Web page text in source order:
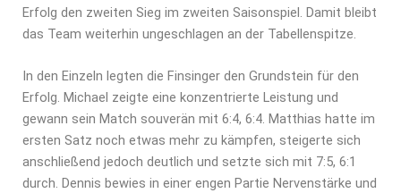
Erfolg den zweiten Sieg im zweiten Saisonspiel. Damit bleibt
das Team weiterhin ungeschlagen an der Tabellenspitze.
In den Einzeln legten die Finsinger den Grundstein für den
Erfolg. Michael zeigte eine konzentrierte Leistung und
gewann sein Match souverän mit 6:4, 6:4. Matthias hatte im
ersten Satz noch etwas mehr zu kämpfen, steigerte sich
anschließend jedoch deutlich und setzte sich mit 7:5, 6:1
durch. Dennis bewies in einer engen Partie Nervenstärke und